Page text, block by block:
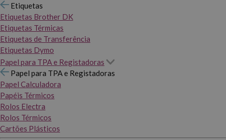
Etiquetas
Etiquetas Brother DK
Etiquetas Térmicas
Etiquetas de Transferência
Etiquetas Dymo
Papel para TPA e Registadoras
Papel para TPA e Registadoras
Papel Calculadora
Papéis Térmicos
Rolos Electra
Rolos Térmicos
Cartões Plásticos